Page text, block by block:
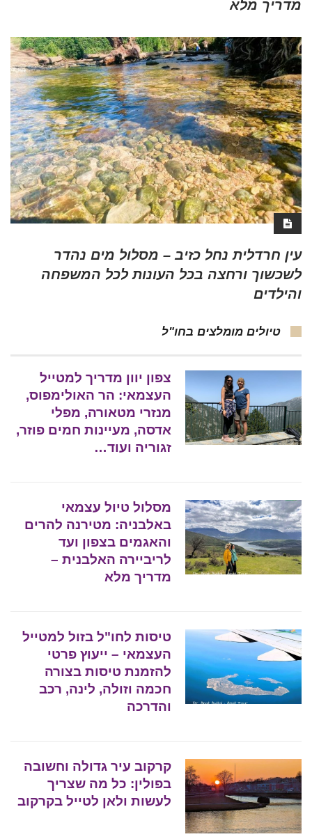
מדריך מלא
עין חרדלית נחל כזיב – מסלול מים נהדר
לשכשוך ורחצה בכל העונות לכל המשפחה
והילדים
טיולים מומלצים בחו"ל
צפון יוון מדריך למטייל
העצמאי: הר האולימפוס,
מנזרי מטאורה, מפלי
אדסה, מעיינות חמים פוזר,
זגוריה ועוד…
מסלול טיול עצמאי
באלבניה: מטירנה להרים
והאגמים בצפון ועד
לריביירה האלבנית –
מדריך מלא
טיסות לחו"ל בזול למטייל
העצמאי – ייעוץ פרטי
להזמנת טיסות בצורה
חכמה וזולה, לינה, רכב
והדרכה
קרקוב עיר גדולה וחשובה
בפולין: כל מה שצריך
לעשות ולאן לטייל בקרקוב